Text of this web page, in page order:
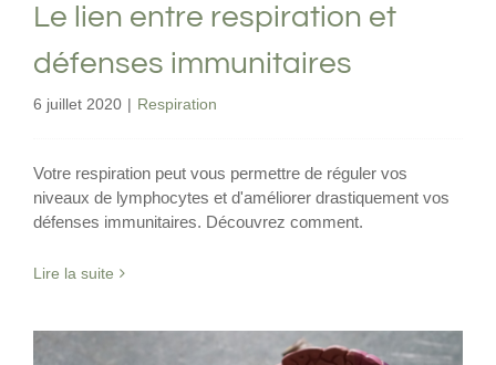
Le lien entre respiration et
défenses immunitaires
6 juillet 2020 | Respiration
Votre respiration peut vous permettre de réguler vos
niveaux de lymphocytes et d'améliorer drastiquement vos
défenses immunitaires. Découvrez comment.
Lire la suite